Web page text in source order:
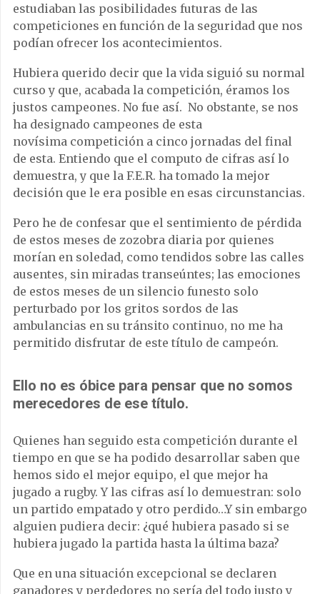
estudiaban las posibilidades futuras de las
competiciones en función de la seguridad que nos
podían ofrecer los acontecimientos.
Hubiera querido decir que la vida siguió su normal
curso y que, acabada la competición, éramos los
justos campeones. No fue así. No obstante, se nos
ha designado campeones de esta
novísima competición a cinco jornadas del final
de esta. Entiendo que el computo de cifras así lo
demuestra, y que la F.E.R. ha tomado la mejor
decisión que le era posible en esas circunstancias.
Pero he de confesar que el sentimiento de pérdida
de estos meses de zozobra diaria por quienes
morían en soledad, como tendidos sobre las calles
ausentes, sin miradas transeúntes; las emociones
de estos meses de un silencio funesto solo
perturbado por los gritos sordos de las
ambulancias en su tránsito continuo, no me ha
permitido disfrutar de este título de campeón.
Ello no es óbice para pensar que no somos
merecedores de ese título.
Quienes han seguido esta competición durante el
tiempo en que se ha podido desarrollar saben que
hemos sido el mejor equipo, el que mejor ha
jugado a rugby. Y las cifras así lo demuestran: solo
un partido empatado y otro perdido…Y sin embargo
alguien pudiera decir: ¿qué hubiera pasado si se
hubiera jugado la partida hasta la última baza?
Que en una situación excepcional se declaren
ganadores y perdedores no sería del todo justo y